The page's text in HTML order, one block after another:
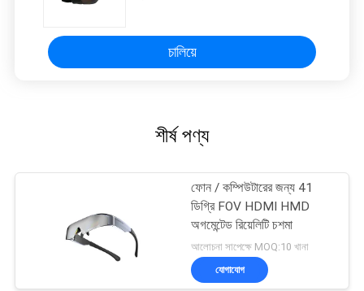
চালিয়ে
শীর্ষ পণ্য
ফোন / কম্পিউটারের জন্য 41
ডিগ্রি FOV HDMI HMD
অগমেন্টেড রিয়েলিটি চশমা
আলোচনা সাপেক্ষে MOQ:10 খানা
যোগাযোগ